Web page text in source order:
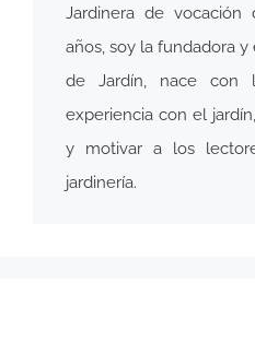
Jardinera de
años, soy la fundadora
de Jardín, nace con
experiencia con el
y motivar a los
jardinería.